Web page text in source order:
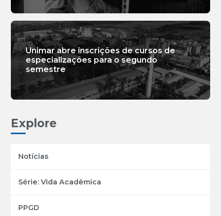
Unimar abre inscrições de cursos de
especializações para o segundo
semestre
Explore
Notícias
Série: Vida Acadêmica
PPGD